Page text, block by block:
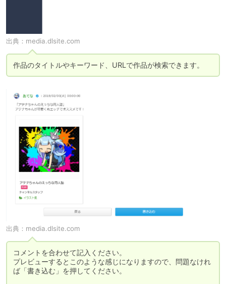
出典： media.dlsite.com
作品のタイトルやキーワード、URLで作品が検索できます。
出典： media.dlsite.com
コメントを合わせて記入ください。
プレビューするとこのような感じになりますので、問題なけれ
ば「書き込む」を押してください。